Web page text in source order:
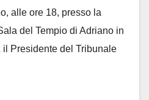
alle ore 18, presso la
del Tempio di Adriano in
Presidente del Tribunale